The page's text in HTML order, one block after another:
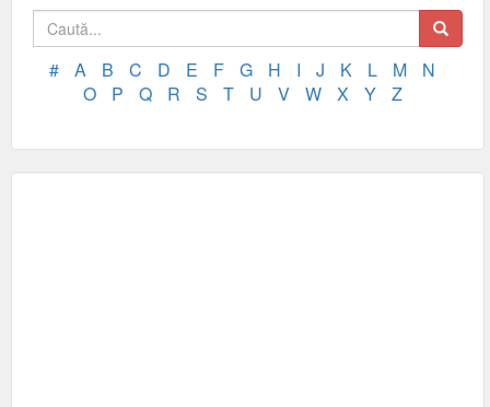
# A B C D E F G H I J K L M
N
O
P Q R S T U V W X Y Z